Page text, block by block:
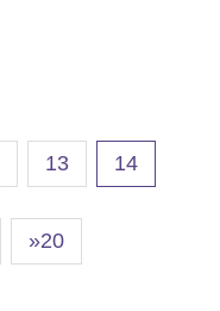
13 14
»20